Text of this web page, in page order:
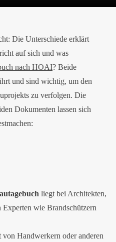
Die Unterschiede erklärt
auf sich und was
nach HOAI? Beide
und sind wichtig, um den
zu verfolgen. Die
Dokumenten lassen sich
liegt bei Architekten,
Experten wie Brandschützern
Handwerkern oder anderen